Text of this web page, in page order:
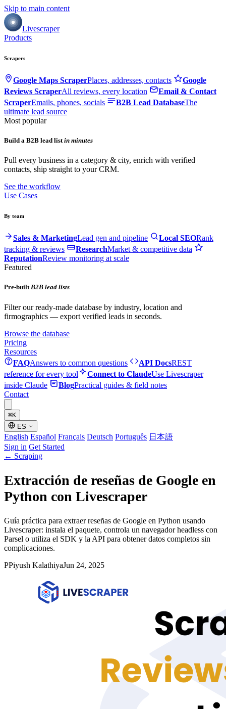
Skip to main content
Livescraper
Products
Scrapers
Google Maps ScraperPlaces, addresses, contacts
Google
Reviews ScraperAll reviews, every location
Email & Contact
ScraperEmails, phones, socials B2B Lead DatabaseThe
ultimate lead source
Most popular
Build a B2B lead listin minutes
Pull every business in a category & city, enrich with verified
contacts, ship straight to your CRM.
See the workflow
Use Cases
By team
Sales & MarketingLead gen and pipeline Local SEORank
tracking & reviews
ResearchMarket & competitive data
ReputationReview monitoring at scale
Featured
Pre-builtB2B lead lists
Filter our ready-made database by industry, location and
firmographics — export verified leads in seconds.
Browse the database
Pricing
Resources
FAQAnswers to common questions API DocsREST
reference for every tool
Connect to ClaudeUse Livescraper
inside Claude
BlogPractical guides & field notes
Contact
⌘K
ES
English Español Français Deutsch Português 日本語
Sign in Get Started
← Scraping
Extracción de reseñas de Google en
Python con Livescraper
Guía práctica para extraer reseñas de Google en Python usando
Livescraper: instala el paquete, controla un navegador headless con
Parsel o utiliza el SDK y la API para obtener datos completos sin
complicaciones.
PPiyush KalathiyaJun 24, 2025